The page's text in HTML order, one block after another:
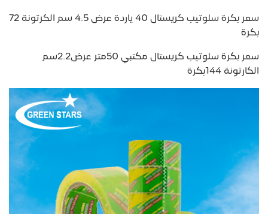
سعر بكرة سلوتيب كريستال 40 ياردة عرض 4.5 سم الكرتونة 72
بكرة
سعر بكرة سلوتيب كريستال مكتبي 50متر عرض2.2سم
الكارتونة 144بكرة